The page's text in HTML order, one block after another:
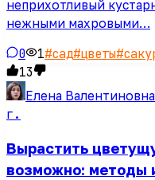
неприхотливый
нежными махровыми…
0 1#сад#цветы#
13
Елена Валентиновна
г.
Вырастить
возможно: методы